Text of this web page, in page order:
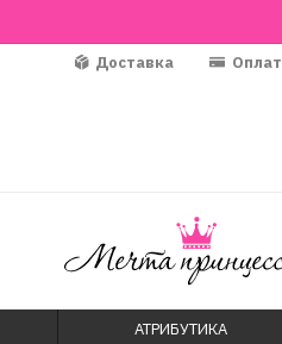
Доставка
АТРИБУТИКА